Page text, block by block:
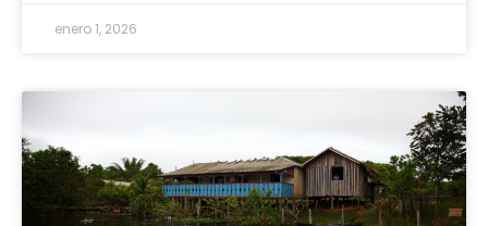
enero 1, 2026